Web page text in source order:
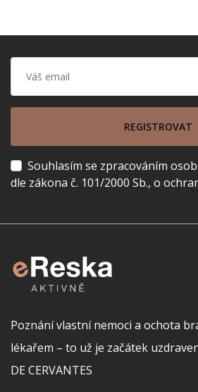
REGISTROVAT
Souhlasím se zpracováním
dle zákona č. 101/2000 Sb., o
Poznání vlastní nemoci a ochota
lékařem – to už je začátek
DE CERVANTES